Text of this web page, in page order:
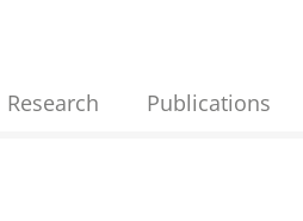
Research Publications